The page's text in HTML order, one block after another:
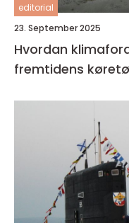
editorial
23. September 2025
Hvordan
fremtidens